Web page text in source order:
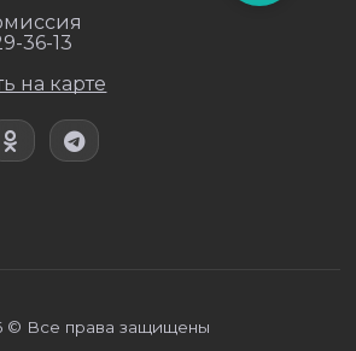
36-13
на карте
© Все права защищены